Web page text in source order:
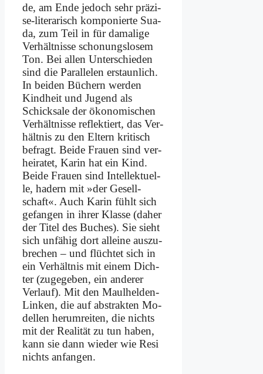
de, am En­de je­doch sehr prä­zi­
se-li­te­ra­risch kom­po­nier­te Sua­
da, zum Teil in für da­ma­li­ge
Ver­hält­nis­se scho­nungs­lo­sem
Ton. Bei al­len Un­ter­schie­den
sind die Par­al­le­len er­staun­lich.
In bei­den Bü­chern wer­den
Kind­heit und Ju­gend als
Schick­sa­le der öko­no­mi­schen
Ver­hält­nis­se re­flek­tiert, das Ver­
hält­nis zu den El­tern kri­tisch
be­fragt. Bei­de Frau­en sind ver­
hei­ra­tet, Ka­rin hat ein Kind.
Bei­de Frau­en sind In­tel­lek­tu­el­
le, ha­dern mit »der Ge­sell­
schaft«. Auch Ka­rin fühlt sich
ge­fan­gen in ih­rer Klas­se (da­her
der Ti­tel des Bu­ches). Sie sieht
sich un­fä­hig dort al­lei­ne aus­zu­
bre­chen – und flüch­tet sich in
ein Ver­hält­nis mit ei­nem Dich­
ter (zu­ge­ge­ben, ein an­de­rer
Ver­lauf). Mit den Maul­hel­den-
Lin­ken, die auf ab­strak­ten Mo­
del­len her­um­rei­ten, die nichts
mit der Rea­li­tät zu tun ha­ben,
kann sie dann wie­der wie Re­si
nichts an­fan­gen.